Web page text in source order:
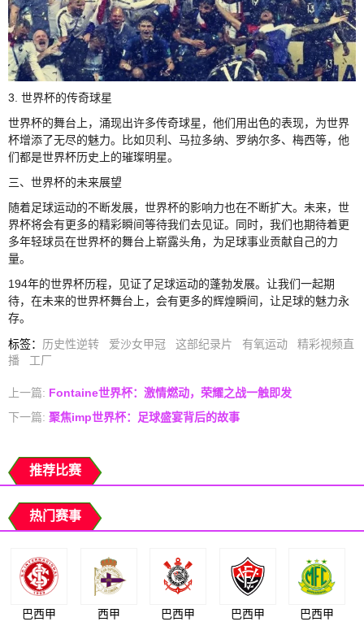
3. 世界杯的传奇球星
世界杯的舞台上，涌现出许多传奇球星，他们用出色的表现，为世界
杯增添了无尽的魅力。比如贝利、马拉多纳、罗纳尔多、梅西等，他
们都是世界杯历史上的璀璨明星。
三、世界杯的未来展望
随着足球运动的不断发展，世界杯的影响力也在不断扩大。未来，世
界杯将会有更多的精彩瞬间等待我们去见证。同时，我们也期待着更
多年轻球员在世界杯的舞台上崭露头角，为足球事业贡献自己的力
量。
194年的世界杯历程，见证了足球运动的蓬勃发展。让我们一起期
待，在未来的世界杯舞台上，会有更多的辉煌瞬间，让足球的魅力永
存。
标签： 历史性逆转 爱沙女甲冠 这部纪录片 有氧运动
精彩视频直
播
工厂
上一篇: Fontaine世界杯：激情燃动，荣耀之战一触即发
下一篇: 聚焦imp世界杯：足球盛宴背后的故事
推荐比赛
热门赛事
巴西甲 西甲 巴西甲 巴西甲 巴西甲